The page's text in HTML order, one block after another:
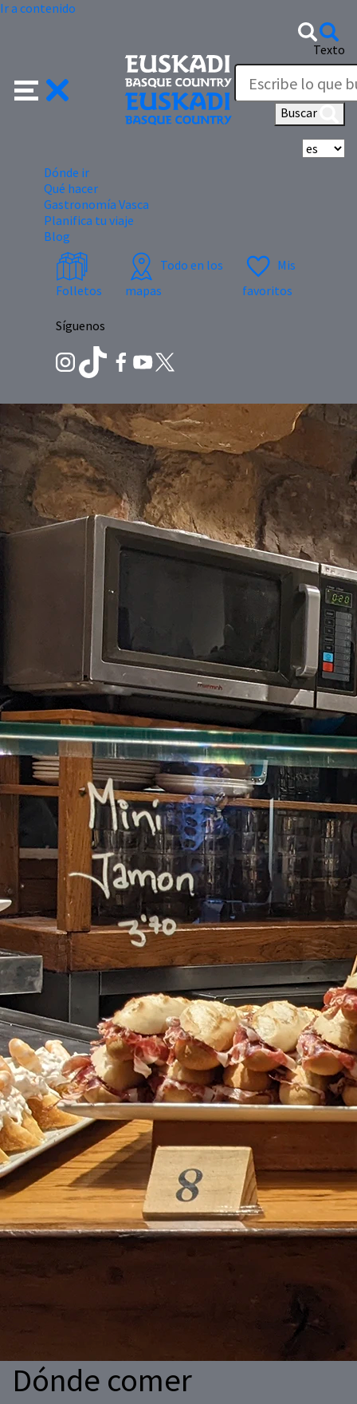
Ir a contenido
Texto
Buscar
Dónde ir
Qué hacer
Gastronomía Vasca
Planifica tu viaje
Blog
Folletos
Todo en los
mapas
Mis
favoritos
Síguenos
Dónde comer